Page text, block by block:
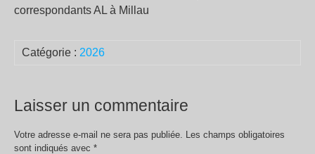
correspondants AL à Millau
Catégorie : 2026
Laisser un commentaire
Votre adresse e-mail ne sera pas publiée.
Les champs obligatoires
sont indiqués avec *